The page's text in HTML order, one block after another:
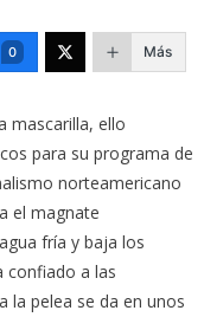
0 Más
mascarilla, ello
para su programa de
norteamericano
el magnate
fría y baja los
confiado a las
la pelea se da en unos